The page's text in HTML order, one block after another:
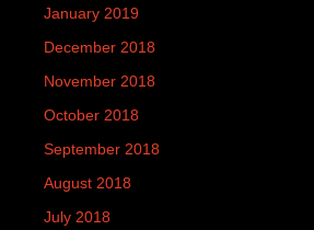
January 2019
December 2018
November 2018
October 2018
September 2018
August 2018
July 2018